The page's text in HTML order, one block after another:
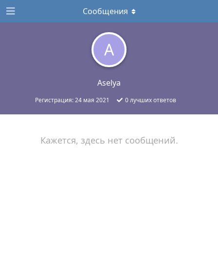
A
Aselya
Регистрация:24 мая 2021 0лучших ответов
Сообщения
Кажется, здесь нет сообщений.